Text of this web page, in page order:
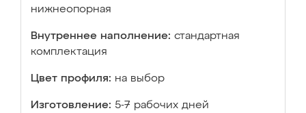
нижнеопорная
Внутреннее наполнение: стандартная
комплектация
Цвет профиля: на выбор
Изготовление: 5-7 рабочих дней